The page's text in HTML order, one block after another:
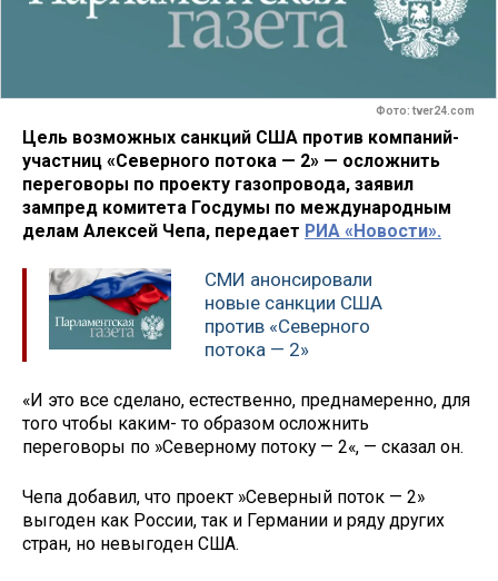
Фото: tver24.com
Цель возможных санкций США против компаний-
участниц «Северного потока — 2» — осложнить
переговоры по проекту газопровода, заявил
зампред комитета Госдумы по международным
делам Алексей Чепа, передает РИА «Новости».
СМИ анонсировали
новые санкции США
против «Северного
потока — 2»
«И это все сделано, естественно, преднамеренно, для
того чтобы каким- то образом осложнить
переговоры по »Северному потоку — 2«, — сказал он.
Чепа добавил, что проект »Северный поток — 2»
выгоден как России, так и Германии и ряду других
стран, но невыгоден США.